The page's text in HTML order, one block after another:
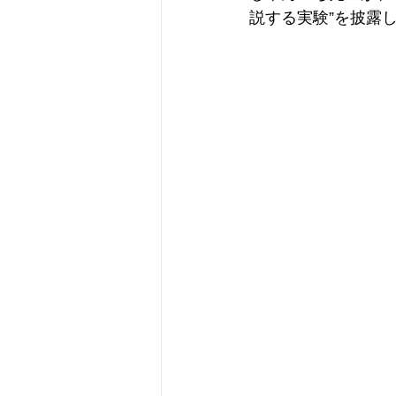
説する実験”を披露